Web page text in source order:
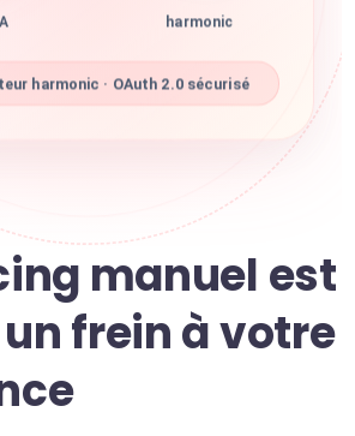
harmonic
harmonic · OAuth 2.0 sécurisé
manuel est
frein à votre